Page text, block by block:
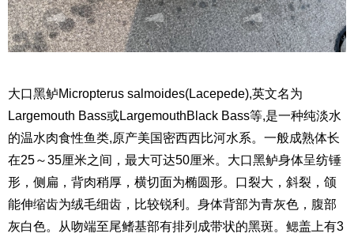
大口黑鲈Micropterus salmoides(Lacepede),英文名为
Largemouth Bass或LargemouthBlack Bass等,是一种纯淡水
的温水肉食性鱼类,原产美国密西西比河水系。一般成熟体长
在25～35厘米之间，最大可达50厘米。大口黑鲈身体呈纺锤
形，侧扁，背肉稍厚，横切面为椭圆形。口裂大，斜裂，颌
能伸缩齿为绒毛细齿，比较锐利。身体背部为青灰色，腹部
灰白色。从吻端至尾鳍基部有排列成带状的黑斑。鳃盖上有3